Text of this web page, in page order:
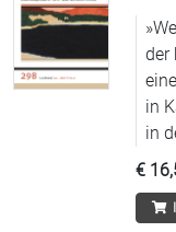
der
in
in
€